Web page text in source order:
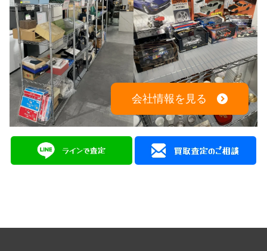
会社情報を見る
総合リユースショップ